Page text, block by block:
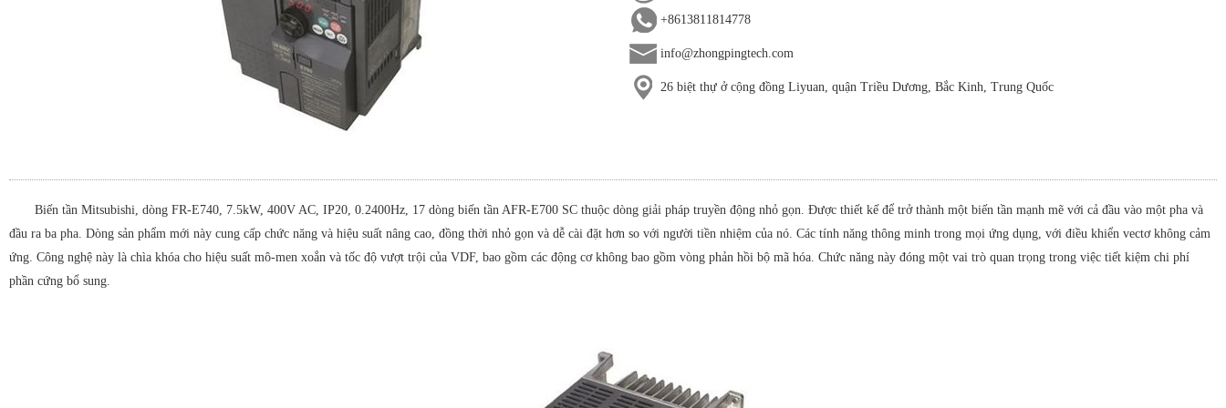
+8613811814778
info@zhongpingtech.com
26 biệt thự ở cộng đồng Liyuan, quận Triều Dương, Bắc Kinh, Trung Quốc
Biến tần Mitsubishi, dòng FR-E740, 7.5kW, 400V AC, IP20, 0.2400Hz, 17 dòng biến tần AFR-E700 SC thuộc dòng giải pháp truyền động nhỏ gọn. Được thiết kế để trở thành một biến tần mạnh mẽ với cả đầu vào một pha và
đầu ra ba pha. Dòng sản phẩm mới này cung cấp chức năng và hiệu suất nâng cao, đồng thời nhỏ gọn và dễ cài đặt hơn so với người tiền nhiệm của nó. Các tính năng thông minh trong mọi ứng dụng, với điều khiển vectơ không cảm
ứng. Công nghệ này là chìa khóa cho hiệu suất mô-men xoắn và tốc độ vượt trội của VDF, bao gồm các động cơ không bao gồm vòng phản hồi bộ mã hóa. Chức năng này đóng một vai trò quan trọng trong việc tiết kiệm chi phí
phần cứng bổ sung.